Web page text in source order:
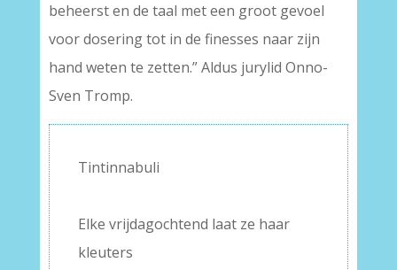
beheerst en de taal met een groot gevoel
voor dosering tot in de finesses naar zijn
hand weten te zetten.” Aldus jurylid Onno-
Sven Tromp.
Tintinnabuli
Elke vrijdagochtend laat ze haar
kleuters